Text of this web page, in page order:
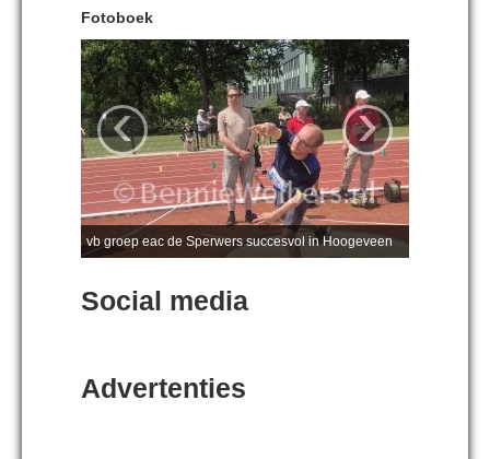
Fotoboek
vb groep eac de Sperwers succesvol in Hoogeveen
‹ ›
Social media
Advertenties